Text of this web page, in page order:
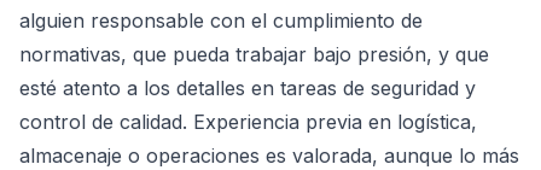
alguien responsable con el cumplimiento de
normativas, que pueda trabajar bajo presión, y que
esté atento a los detalles en tareas de seguridad y
control de calidad. Experiencia previa en logística,
almacenaje o operaciones es valorada, aunque lo más